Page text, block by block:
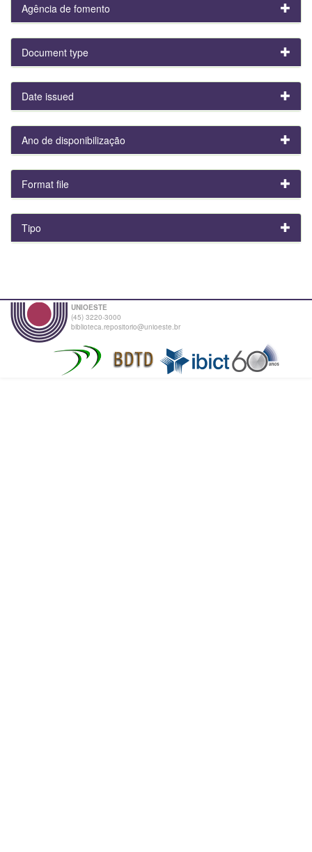
Agência de fomento
Document type
Date issued
Ano de disponibilização
Format file
Tipo
UNIOESTE
(45) 3220-3000
biblioteca.repositorio@unioeste.br